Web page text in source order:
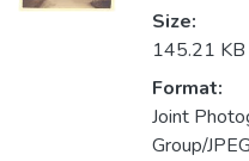
Size:
145.21 KB
Format:
Joint
Group/